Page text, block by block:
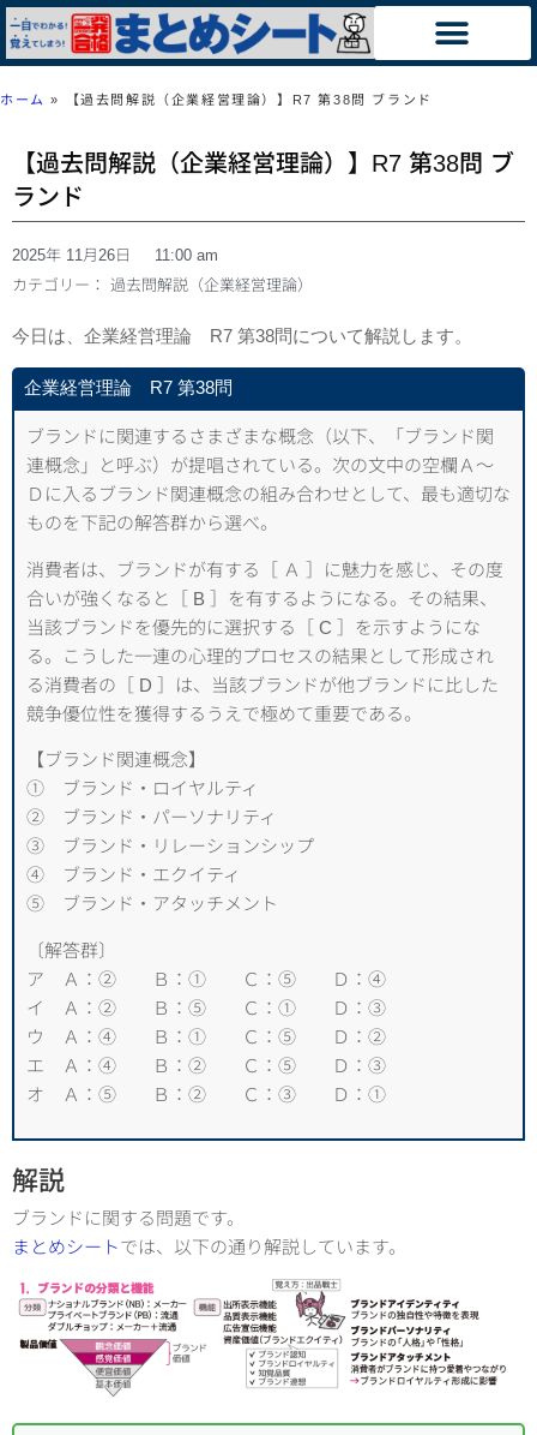
ホーム » 【過去問解説（企業経営理論）】R7 第38問 ブランド
【過去問解説（企業経営理論）】R7 第38問 ブ
ランド
2025年 11月26日
11:00 am
カテゴリー： 過去問解説（企業経営理論）
今日は、企業経営理論 R7 第38問について解説します。
企業経営理論 R7 第38問
ブランドに関連するさまざまな概念（以下、「ブランド関
連概念」と呼ぶ）が提唱されている。次の文中の空欄Ａ～
Ｄに入るブランド関連概念の組み合わせとして、最も適切な
ものを下記の解答群から選べ。
消費者は、ブランドが有する［ Ａ ］に魅力を感じ、その度
合いが強くなると［ B ］を有するようになる。その結果、
当該ブランドを優先的に選択する［ C ］を示すようにな
る。こうした一連の心理的プロセスの結果として形成され
る消費者の［ D ］は、当該ブランドが他ブランドに比した
競争優位性を獲得するうえで極めて重要である。
【ブランド関連概念】
① ブランド・ロイヤルティ
② ブランド・パーソナリティ
③ ブランド・リレーションシップ
④ ブランド・エクイティ
⑤ ブランド・アタッチメント
〔解答群〕
ア Ａ：② Ｂ：① Ｃ：⑤ Ｄ：④
イ Ａ：② Ｂ：⑤ Ｃ：① Ｄ：③
ウ Ａ：④ Ｂ：① Ｃ：⑤ Ｄ：②
エ Ａ：④ Ｂ：② Ｃ：⑤ Ｄ：③
オ Ａ：⑤ Ｂ：② Ｃ：③ Ｄ：①
解説
ブランドに関する問題です。
まとめシートでは、以下の通り解説しています。